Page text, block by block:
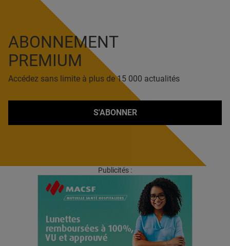
ABONNEMENT
PREMIUM
Accédez sans limite à plus de 15 000 actualités
S'ABONNER
Publicités :